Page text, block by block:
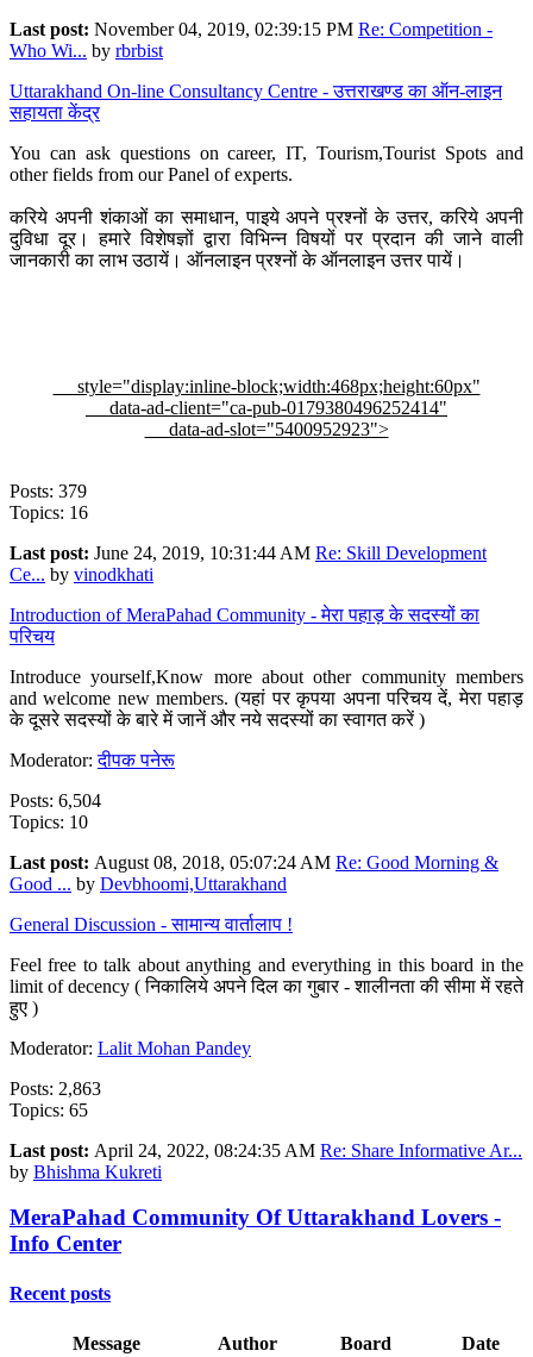
Last post: November 04, 2019, 02:39:15 PM Re: Competition -
Who Wi... by rbrbist
Uttarakhand On-line Consultancy Centre - उत्तराखण्ड का ऑन-लाइन
सहायता केंद्र
You can ask questions on career, IT, Tourism,Tourist Spots and
other fields from our Panel of experts.
करिये अपनी शंकाओं का समाधान, पाइये अपने प्रश्नों के उत्तर, करिये अपनी
दुविधा दूर। हमारे विशेषज्ञों द्वारा विभिन्न विषयों पर प्रदान की जाने वाली
जानकारी का लाभ उठायें। ऑनलाइन प्रश्नों के ऑनलाइन उत्तर पायें।
style="display:inline-block;width:468px;height:60px"
data-ad-client="ca-pub-0179380496252414"
data-ad-slot="5400952923">
Posts: 379
Topics: 16
Last post: June 24, 2019, 10:31:44 AM Re: Skill Development
Ce... by vinodkhati
Introduction of MeraPahad Community - मेरा पहाड़ के सदस्यों का
परिचय
Introduce yourself,Know more about other community members
and welcome new members. (यहां पर कृपया अपना परिचय दें, मेरा पहाड़
के दूसरे सदस्यों के बारे में जानें और नये सदस्यों का स्वागत करें )
Moderator:दीपक पनेरू
Posts: 6,504
Topics: 10
Last post: August 08, 2018, 05:07:24 AM Re: Good Morning &
Good ... by Devbhoomi,Uttarakhand
General Discussion - सामान्य वार्तालाप !
Feel free to talk about anything and everything in this board in the
limit of decency ( निकालिये अपने दिल का गुबार - शालीनता की सीमा में रहते
हुए )
Moderator: Lalit Mohan Pandey
Posts: 2,863
Topics: 65
Last post: April 24, 2022, 08:24:35 AM Re: Share Informative Ar...
by Bhishma Kukreti
MeraPahad Community Of Uttarakhand Lovers -
Info Center
Recent posts
Message Author Board Date